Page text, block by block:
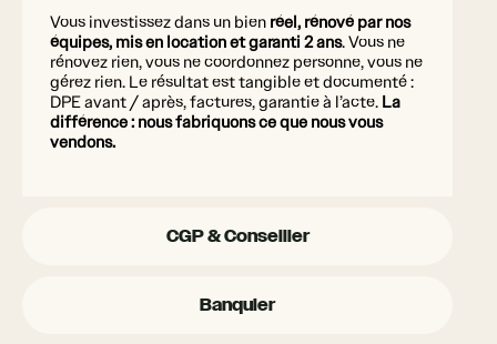
CGP & Conseiller
Banquier
Vous investissez dans un bien réel, rénové par nos
équipes, mis en location et garanti 2 ans. Vous ne
rénovez rien, vous ne coordonnez personne, vous ne
gérez rien. Le résultat est tangible et documenté :
DPE avant / après, factures, garantie à l’acte. La
différence : nous fabriquons ce que nous vous
vendons.